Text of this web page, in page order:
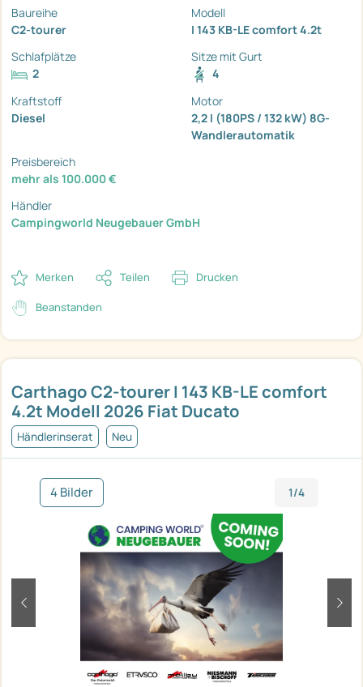
Carthago C2-tourer I 143 KB-LE comfort
4.2t Modell 2026 Fiat Ducato
Händlerinserat Neu
4 Bilder 1/4
zurück
Baureihe
C2-tourer
Modell
I 143 KB-LE comfort 4.2t
Schlafplätze
2
Sitze mit Gurt
4
Kraftstoff
Diesel
Motor
2,2 I (180PS / 132 kW) 8G-
Wandlerautomatik
Preisbereich
mehr als 100.000 €
Händler
Campingworld Neugebauer GmbH
Merken Teilen Drucken
Beanstanden